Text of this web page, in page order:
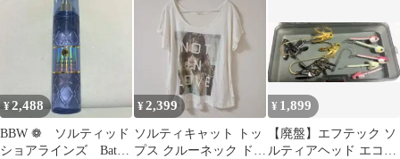
¥2,488
BBW ❁ ソルティッド
ショアラインズ Bath
¥2,399
ソルティキャット トッ
プス クルーネック ドロ
¥ 1,899
【廃盤】エフテック ソ
ルティアヘッド エコギ